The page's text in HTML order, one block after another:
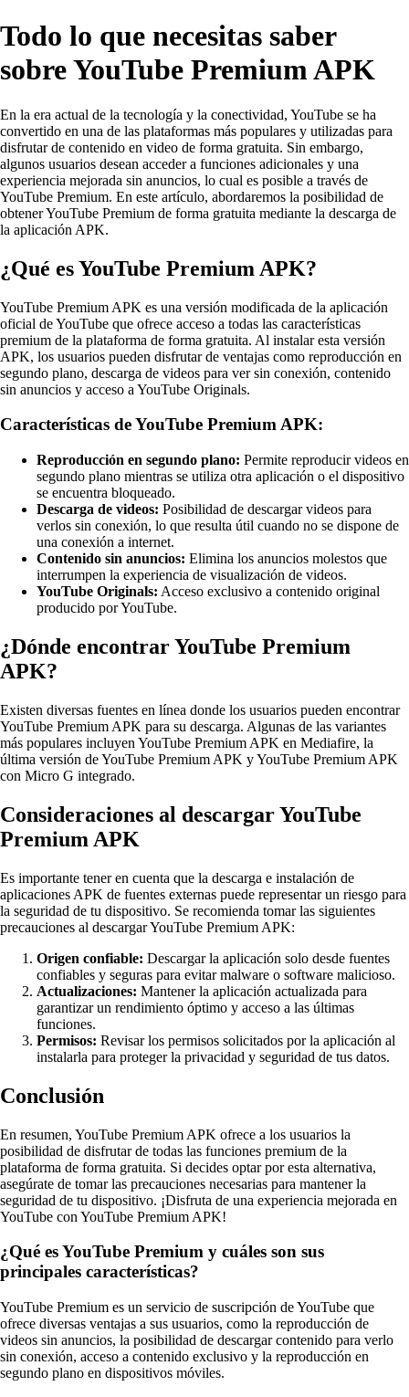
Todo lo que necesitas saber
sobre YouTube Premium APK
En la era actual de la tecnología y la conectividad, YouTube se ha
convertido en una de las plataformas más populares y utilizadas para
disfrutar de contenido en video de forma gratuita. Sin embargo,
algunos usuarios desean acceder a funciones adicionales y una
experiencia mejorada sin anuncios, lo cual es posible a través de
YouTube Premium. En este artículo, abordaremos la posibilidad de
obtener YouTube Premium de forma gratuita mediante la descarga de
la aplicación APK.
¿Qué es YouTube Premium APK?
YouTube Premium APK es una versión modificada de la aplicación
oficial de YouTube que ofrece acceso a todas las características
premium de la plataforma de forma gratuita. Al instalar esta versión
APK, los usuarios pueden disfrutar de ventajas como reproducción en
segundo plano, descarga de videos para ver sin conexión, contenido
sin anuncios y acceso a YouTube Originals.
Características de YouTube Premium APK:
Reproducción en segundo plano: Permite reproducir videos en
segundo plano mientras se utiliza otra aplicación o el dispositivo
se encuentra bloqueado.
Descarga de videos: Posibilidad de descargar videos para
verlos sin conexión, lo que resulta útil cuando no se dispone de
una conexión a internet.
Contenido sin anuncios: Elimina los anuncios molestos que
interrumpen la experiencia de visualización de videos.
YouTube Originals: Acceso exclusivo a contenido original
producido por YouTube.
¿Dónde encontrar YouTube Premium
APK?
Existen diversas fuentes en línea donde los usuarios pueden encontrar
YouTube Premium APK para su descarga. Algunas de las variantes
más populares incluyen YouTube Premium APK en Mediafire, la
última versión de YouTube Premium APK y YouTube Premium APK
con Micro G integrado.
Consideraciones al descargar YouTube
Premium APK
Es importante tener en cuenta que la descarga e instalación de
aplicaciones APK de fuentes externas puede representar un riesgo para
la seguridad de tu dispositivo. Se recomienda tomar las siguientes
precauciones al descargar YouTube Premium APK:
Origen confiable: Descargar la aplicación solo desde fuentes
confiables y seguras para evitar malware o software malicioso.
Actualizaciones: Mantener la aplicación actualizada para
garantizar un rendimiento óptimo y acceso a las últimas
funciones.
Permisos: Revisar los permisos solicitados por la aplicación al
instalarla para proteger la privacidad y seguridad de tus datos.
Conclusión
En resumen, YouTube Premium APK ofrece a los usuarios la
posibilidad de disfrutar de todas las funciones premium de la
plataforma de forma gratuita. Si decides optar por esta alternativa,
asegúrate de tomar las precauciones necesarias para mantener la
seguridad de tu dispositivo. ¡Disfruta de una experiencia mejorada en
YouTube con YouTube Premium APK!
¿Qué es YouTube Premium y cuáles son sus
principales características?
YouTube Premium es un servicio de suscripción de YouTube que
ofrece diversas ventajas a sus usuarios, como la reproducción de
videos sin anuncios, la posibilidad de descargar contenido para verlo
sin conexión, acceso a contenido exclusivo y la reproducción en
segundo plano en dispositivos móviles.